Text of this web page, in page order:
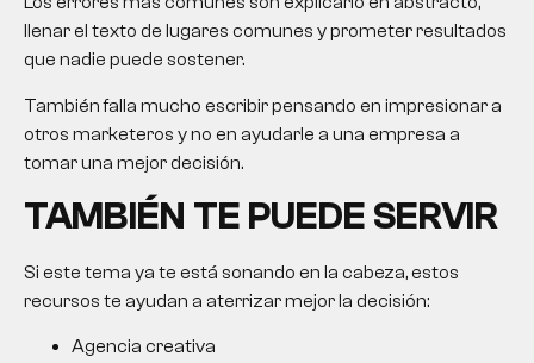
llenar el texto de lugares comunes y prometer resultados
que nadie puede sostener.
También falla mucho escribir pensando en impresionar a
otros marketeros y no en ayudarle a una empresa a
tomar una mejor decisión.
TAMBIÉN TE PUEDE SERVIR
Si este tema ya te está sonando en la cabeza, estos
recursos te ayudan a aterrizar mejor la decisión:
Agencia creativa